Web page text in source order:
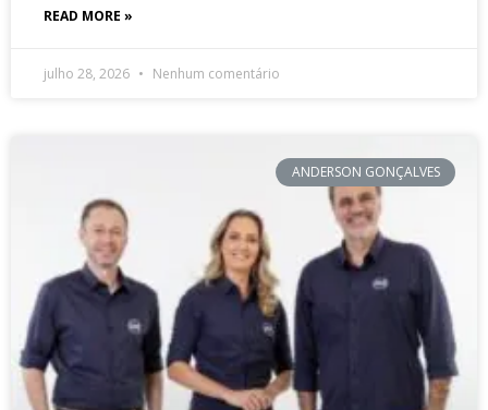
READ MORE »
julho 28, 2026 Nenhum comentário
ANDERSON GONÇALVES